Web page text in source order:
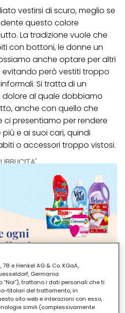
vestirsi di scuro, meglio se
questo colore
La tradizione vuole che
con bottoni, le donne un
anche optare per altri
evitando però vestiti troppo
Si tratta di un
al quale dobbiamo
anche con quello che
ci presentiamo per rendere
e ai suoi cari, quindi
o accessori troppo vistosi.
codeper un funerale
fattori:
e Henkel AG & Co. KGaA,
Germania
“Noi”), trattano i dati personali che ti
titolari del trattamento, in
sito web e interazioni con esso,
simili (complessivamente